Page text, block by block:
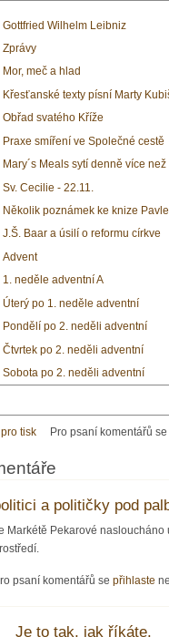
Gottfried Wilhelm Leibniz
Zprávy
Mor, meč a hlad
Křesťanské texty písní Marty
Obřad svatého Kříže
Praxe smíření ve Společné cestě
Mary´s Meals sytí denně více
Sv. Cecilie - 22.11.
Několik poznámek ke knize
J.Š. Baar a úsilí o reformu církve
Advent
1. neděle adventní A
Úterý po 1. neděle adventní
Pondělí po 2. neděli adventní
Čtvrtek po 2. neděli adventní
Sobota po 2. neděli adventní
tisk Pro psaní komentářů
a političky pod
Markétě Pekarové
psaní komentářů se přihlaste
Je to tak, jak říkáte.